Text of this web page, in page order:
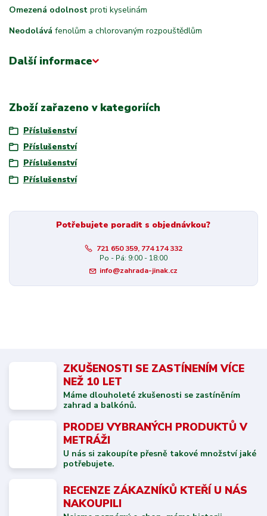
Omezená odolnost proti kyselinám
Neodolává fenolům a chlorovaným rozpouštědlům
Další informace
Zboží zařazeno v kategoriích
Příslušenství
Příslušenství
Příslušenství
Příslušenství
Potřebujete poradit s objednávkou?
721 650 359, 774 174 332
Po - Pá: 9:00 - 18:00
info@zahrada-jinak.cz
ZKUŠENOSTI SE ZASTÍNENÍM VÍCE
NEŽ 10 LET
Máme dlouholeté zkušenosti se zastíněním
zahrad a balkónů.
PRODEJ VYBRANÝCH PRODUKTŮ V
METRÁŽI
U nás si zakoupíte přesně takové množství jaké
potřebujete.
RECENZE ZÁKAZNÍKŮ KTEŘÍ U NÁS
NAKOUPILI